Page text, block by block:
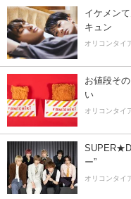
イケメン
キュン
オリコンタイ
お値段そ
い
オリコンタイ
ー”
オリコンタイ